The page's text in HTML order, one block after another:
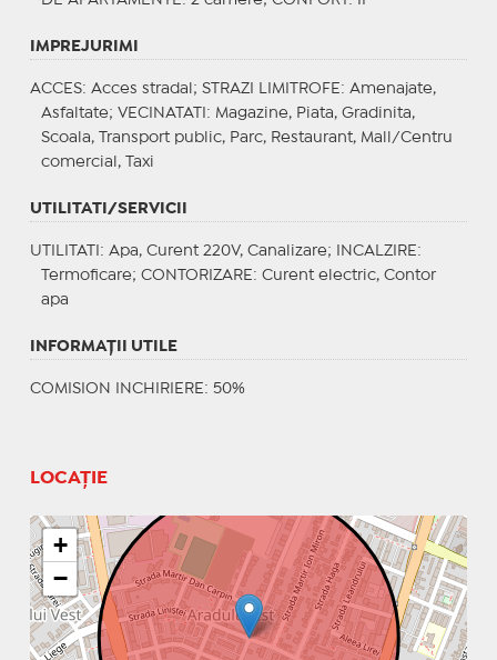
IMPREJURIMI
ACCES: Acces stradal; STRAZI LIMITROFE : Amenajate,
Asfaltate; VECINATATI : Magazine, Piata, Gradinita,
Scoala, Transport public, Parc, Restaurant, Mall/Centru
comercial, Taxi
UTILITATI/SERVICII
UTILITATI : Apa, Curent 220V, Canalizare; INCALZIRE :
Termoficare; CONTORIZARE : Curent electric, Contor
apa
INFORMAŢII UTILE
COMISION INCHIRIERE: 50%
LOCAȚIE
+
−